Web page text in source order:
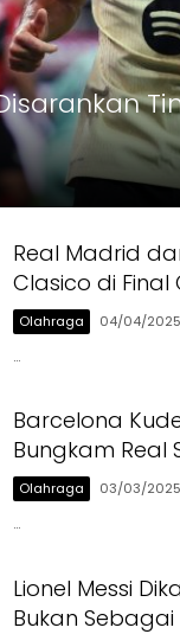
Real Madrid
Clasico di Final
Olahraga 04/04/2025
…
Barcelona
Bungkam Real
Olahraga 03/03/2025
…
Lionel Messi
Bukan Sebagai